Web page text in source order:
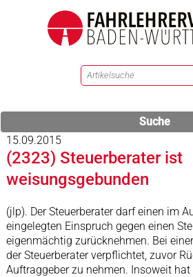
Suche
15.09.2015
(2323) Steuerberater ist
weisungsgebunden
(jlp). Der Steuerberater darf einen im
eingelegten Einspruch gegen einen
eigenmächtig zurücknehmen. Bei
der Steuerberater verpflichtet, zuvor
Auftraggeber zu nehmen. Insoweit hat